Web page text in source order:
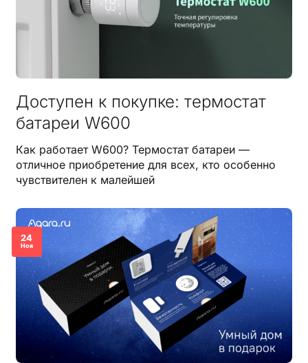
Доступен к покупке: термостат
батареи W600
Как работает W600? Термостат батареи —
отличное приобретение для всех, кто особенно
чувствителен к малейшей
24
Ноя